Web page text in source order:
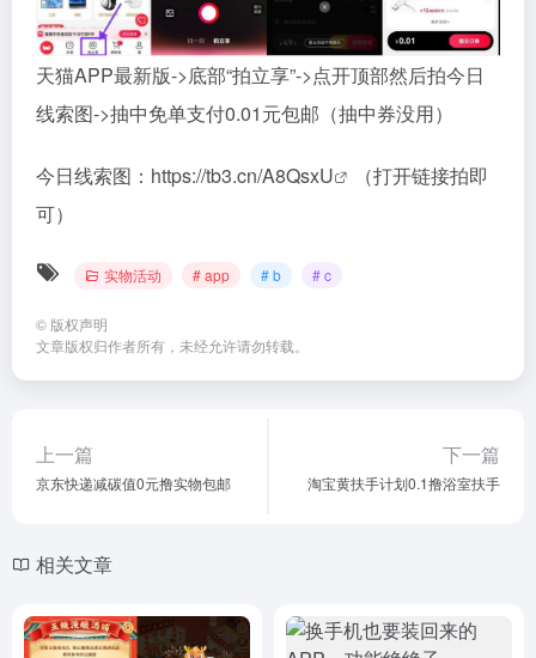
天猫APP最新版->底部“拍立享”->点开顶部然后拍今日
线索图->抽中免单支付0.01元包邮（抽中券没用）
今日线索图： https://tb3.cn/A8QsxU
（打开链接拍即
可）
实物活动 # app # b # c
© 版权声明
文章版权归作者所有，未经允许请勿转载。
上一篇
京东快递减碳值0元撸实物包邮
下一篇
淘宝黄扶手计划0.1撸浴室扶手
相关文章